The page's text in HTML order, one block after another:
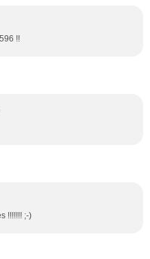
!!
!!!!!!! ;-)